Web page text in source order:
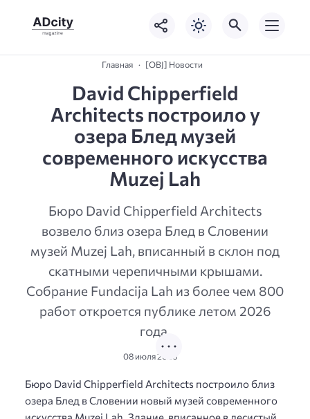
Главная [OBJ] Новости
David Chipperfield
Architects построило у
озера Блед музей
современного искусства
Muzej Lah
Бюро David Chipperfield Architects
возвело близ озера Блед в Словении
музей Muzej Lah, вписанный в склон под
скатными черепичными крышами.
Собрание Fundacija Lah из более чем 800
работ откроется публике летом 2026
года.
08 июля 2026
Бюро David Chipperfield Architects построило близ
озера Блед в Словении новый музей современного